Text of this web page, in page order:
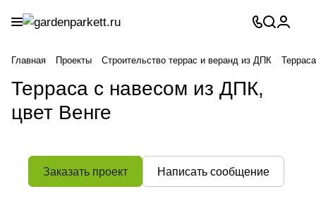
Главная Проекты Строительство террас и веранд из ДПК
Терраса с навесом из ДПК,
цвет Венге
Заказать проект Написать сообщение